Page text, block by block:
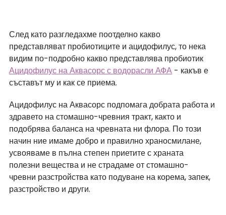
След като разгледахме поотделно какво
представляват пробиотиците и ацидофилус, то нека
видим по-подробно какво представлява пробиотик
Ацидофилус на Аквасорс с водорасли АФА - какъв е
съставът му и как се приема.
Ацидофилус на Аквасорс подпомага добрата работа и
здравето на стомашно-чревния тракт, както и
подобрява баланса на чревната ни флора. По този
начин ние имаме добро и правилно храносмилане,
усвояваме в пълна степен приетите с храната
полезни вещества и не страдаме от стомашно-
чревни разстройства като подуване на корема, запек,
разстройство и други.